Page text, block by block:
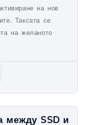
на нов
Таксата се
на желаното
между SSD и